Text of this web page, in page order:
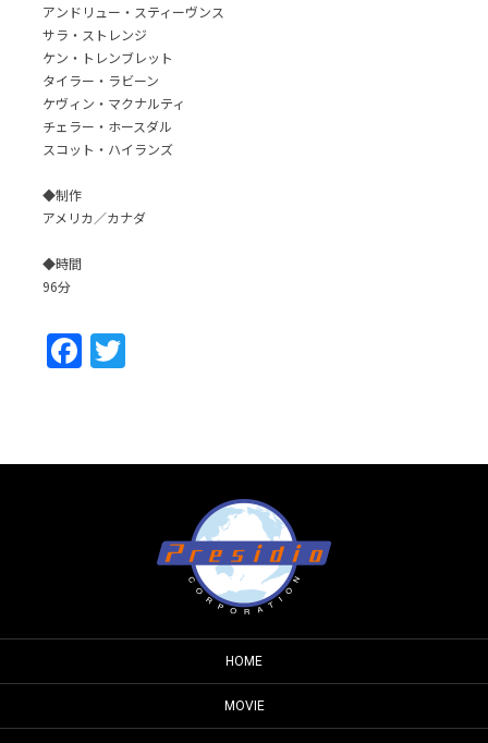
アンドリュー・スティーヴンス
サラ・ストレンジ
ケン・トレンブレット
タイラー・ラビーン
ケヴィン・マクナルティ
チェラー・ホースダル
スコット・ハイランズ
◆制作
アメリカ／カナダ
◆時間
96分
Facebook
Twitter
HOME
MOVIE